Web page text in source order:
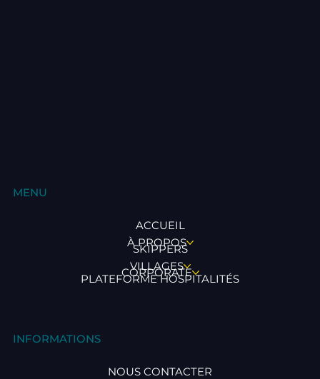
MENU
ACCUEIL
À PROPOS
SKIPPERS
VILLAGES
CORPORATE
PLATEFORME HOSPITALITÉS
INFORMATIONS
NOUS CONTACTER